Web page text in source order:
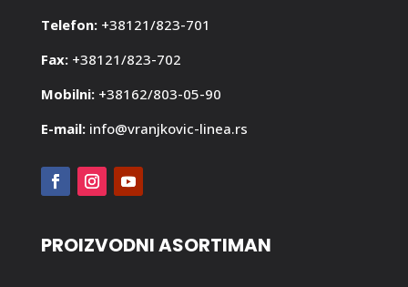
Telefon: +38121/823-701
Fax: +38121/823-702
Mobilni: +38162/803-05-90
E-mail: info@vranjkovic-linea.rs
PROIZVODNI ASORTIMAN